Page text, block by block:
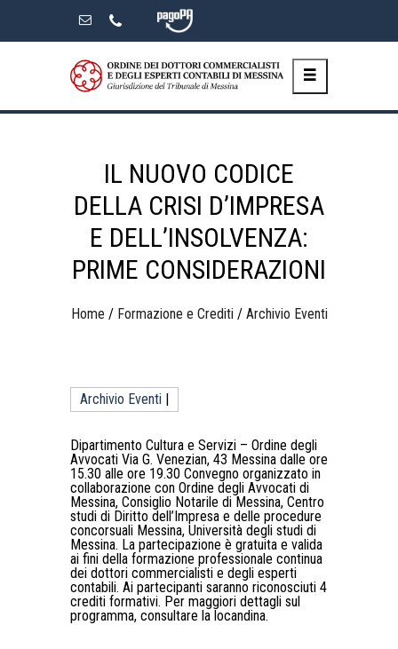
IL NUOVO CODICE
DELLA CRISI D’IMPRESA
E DELL’INSOLVENZA:
PRIME CONSIDERAZIONI
Home / Formazione e Crediti / Archivio Eventi
Archivio Eventi
Dipartimento Cultura e Servizi – Ordine degli
Avvocati Via G. Venezian, 43 Messina dalle ore
15.30 alle ore 19.30 Convegno organizzato in
collaborazione con Ordine degli Avvocati di
Messina, Consiglio Notarile di Messina, Centro
studi di Diritto dell’Impresa e delle procedure
concorsuali Messina, Università degli studi di
Messina. La partecipazione è gratuita e valida
ai fini della formazione professionale continua
dei dottori commercialisti e degli esperti
contabili. Ai partecipanti saranno riconosciuti 4
crediti formativi. Per maggiori dettagli sul
programma, consultare la locandina.